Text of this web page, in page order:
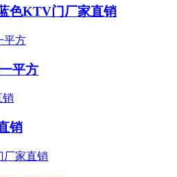
色KTV门厂家直销
平方
销